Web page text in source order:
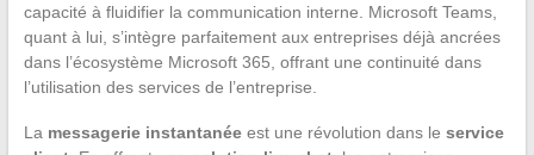
capacité à fluidifier la communication interne. Microsoft Teams,
quant à lui, s’intègre parfaitement aux entreprises déjà ancrées
dans l’écosystème Microsoft 365, offrant une continuité dans
l’utilisation des services de l’entreprise.
La messagerie instantanéeest une révolution dans le service